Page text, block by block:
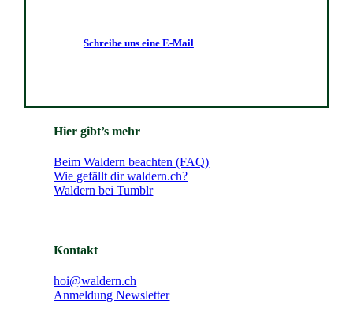
Schreibe uns eine E-Mail
Hier gibt’s mehr
Beim Waldern beachten (FAQ)
Wie gefällt dir waldern.ch?
Waldern bei Tumblr
Kontakt
hoi@waldern.ch
Anmeldung Newsletter